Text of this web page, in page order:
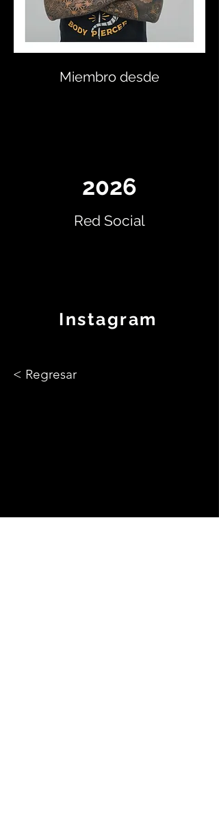
Miembro desde
2026
Red Social
Instagram
< Regresar